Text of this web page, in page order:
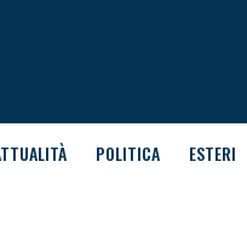
POLITICA ESTERI